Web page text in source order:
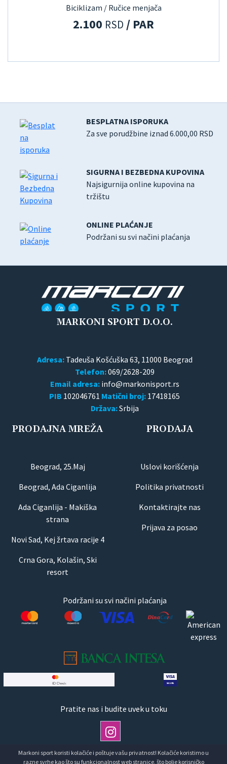
Biciklizam / Ručice menjača
2.100 RSD / PAR
BESPLATNA ISPORUKA
Za sve porudžbine iznad 6.000,00 RSD
SIGURNA I BEZBEDNA KUPOVINA
Najsigurnija online kupovina na
tržištu
ONLINE PLAĆANJE
Podržani su svi načini plaćanja
MARKONI SPORT D.O.O.
Adresa:Tadeuša Košćuška 63, 11000 Beograd
Telefon:069/2628-209
Email adresa:
PIB 102046761 Matični broj: 17418165
Država:Srbija
PRODAJNA MREŽA
Beograd, 25.Maj
Beograd, Ada Ciganlija
Ada Ciganlija - Makiška
strana
Novi Sad, Kej žrtava racije 4
Crna Gora, Kolašin, Ski
resort
PRODAJA
Uslovi korišćenja
Politika privatnosti
Kontaktirajte nas
Prijava za posao
Podržani su svi načini plaćanja
Pratite nas i budite uvek u toku
Markoni sport koristi kolačiće i poštuje vašu privatnost! Kolačiće koristimo u
razne svrhe kao što su funkcionalnost web stranice, što bolje korisničko